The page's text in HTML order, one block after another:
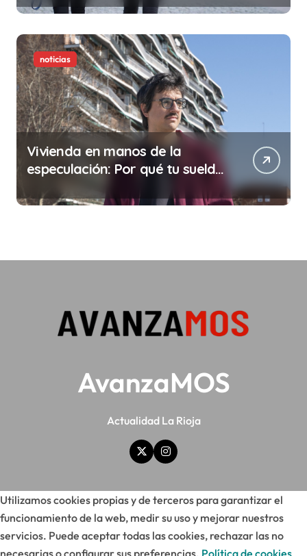
noticias
Vivienda en manos de la
especulación: Por qué tu sueldo
AvanzaMOS
Actualidad La Rioja
Utilizamos cookies propias y de terceros para garantizar el
funcionamiento de la web, medir su uso y mejorar nuestros
servicios. Puede aceptar todas las cookies, rechazar las no
necesarias o configurar sus preferencias. Política de cookies